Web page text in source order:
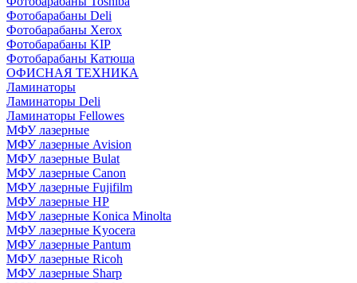
Фотобарабаны Deli
Фотобарабаны Xerox
Фотобарабаны KIP
Фотобарабаны Катюша
ОФИСНАЯ ТЕХНИКА
Ламинаторы
Ламинаторы Deli
Ламинаторы Fellowes
МФУ лазерные
МФУ лазерные Avision
МФУ лазерные Bulat
МФУ лазерные Canon
МФУ лазерные Fujifilm
МФУ лазерные HP
МФУ лазерные Konica Minolta
МФУ лазерные Kyocera
МФУ лазерные Pantum
МФУ лазерные Ricoh
МФУ лазерные Sharp